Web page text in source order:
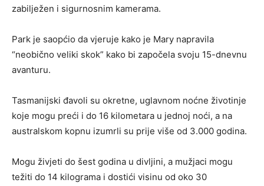
zabilježen i sigurnosnim kamerama.
Park je saopćio da vjeruje kako je Mary napravila
“neobično veliki skok” kako bi započela svoju 15-dnevnu
avanturu.
Tasmanijski đavoli su okretne, uglavnom noćne životinje
koje mogu preći i do 16 kilometara u jednoj noći, a na
australskom kopnu izumrli su prije više od 3.000 godina.
Mogu živjeti do šest godina u divljini, a mužjaci mogu
težiti do 14 kilograma i dostići visinu od oko 30